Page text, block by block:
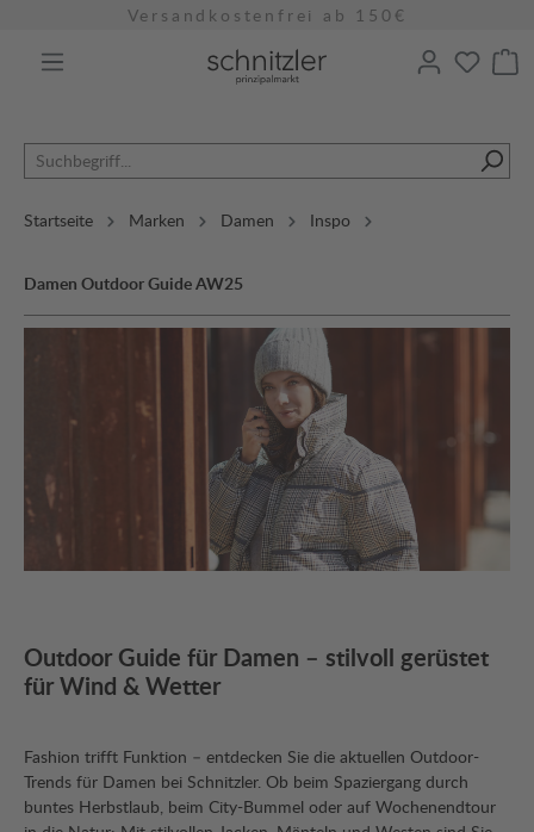
Startseite Marken Damen Inspo
Damen Outdoor Guide AW25
Outdoor Guide für Damen – stilvoll gerüstet
für Wind & Wetter
Fashion trifft Funktion – entdecken Sie die aktuellen Outdoor-
Trends für Damen bei Schnitzler. Ob beim Spaziergang durch
buntes Herbstlaub, beim City-Bummel oder auf Wochenendtour